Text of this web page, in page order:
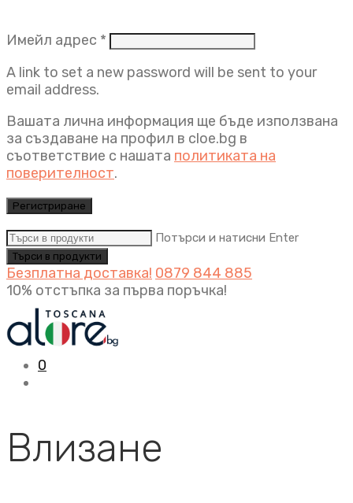
Имейл адрес * Задължително
A link to set a new password will be sent to your
email address.
Вашата лична информация ще бъде използвана
за създаване на профил в cloe.bg в
съответствие с нашата политиката на
поверителност.
Регистриране
Потърси и натисни Enter
Безплатна доставка! 0879 844 885
10% отстъпка за първа поръчка!
0
Влизане